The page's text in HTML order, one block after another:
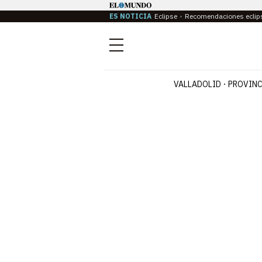
ES NOTICIA Eclipse Recomendaciones
Menú
VALLADOLID